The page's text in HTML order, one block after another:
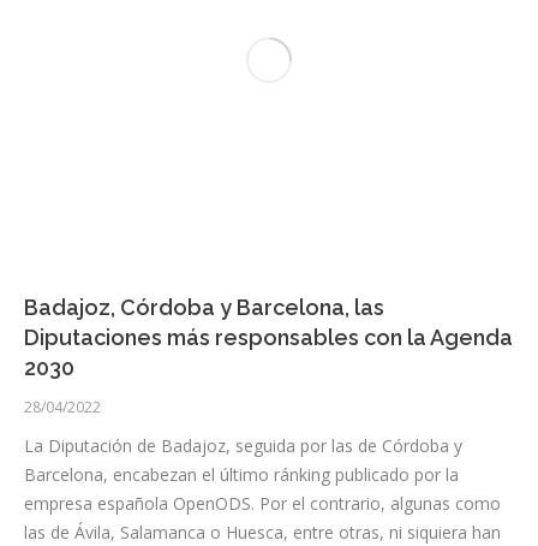
Badajoz, Córdoba y Barcelona, las
Diputaciones más responsables con la Agenda
2030
28/04/2022
La Diputación de Badajoz, seguida por las de Córdoba y
Barcelona, encabezan el último ránking publicado por la
empresa española OpenODS. Por el contrario, algunas como
las de Ávila, Salamanca o Huesca, entre otras, ni siquiera han